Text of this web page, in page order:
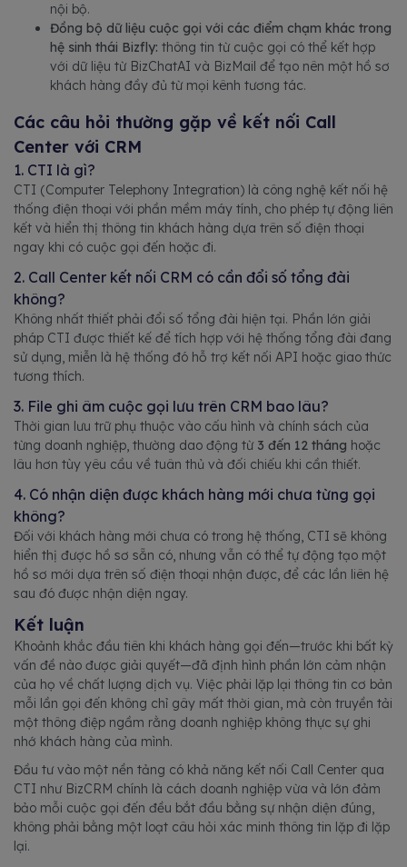
nội bộ.
Đồng bộ dữ liệu cuộc gọi với các điểm chạm khác trong
hệ sinh thái Bizfly: thông tin từ cuộc gọi có thể kết hợp
với dữ liệu từ BizChatAI và BizMail để tạo nên một hồ sơ
khách hàng đầy đủ từ mọi kênh tương tác.
Các câu hỏi thường gặp về kết nối Call
Center với CRM
1. CTI là gì?
CTI (Computer Telephony Integration) là công nghệ kết nối hệ
thống điện thoại với phần mềm máy tính, cho phép tự động liên
kết và hiển thị thông tin khách hàng dựa trên số điện thoại
ngay khi có cuộc gọi đến hoặc đi.
2. Call Center kết nối CRM có cần đổi số tổng đài
không?
Không nhất thiết phải đổi số tổng đài hiện tại. Phần lớn giải
pháp CTI được thiết kế để tích hợp với hệ thống tổng đài đang
sử dụng, miễn là hệ thống đó hỗ trợ kết nối API hoặc giao thức
tương thích.
3. File ghi âm cuộc gọi lưu trên CRM bao lâu?
Thời gian lưu trữ phụ thuộc vào cấu hình và chính sách của
từng doanh nghiệp, thường dao động từ 3 đến 12 tháng hoặc
lâu hơn tùy yêu cầu về tuân thủ và đối chiếu khi cần thiết.
4. Có nhận diện được khách hàng mới chưa từng gọi
không?
Đối với khách hàng mới chưa có trong hệ thống, CTI sẽ không
hiển thị được hồ sơ sẵn có, nhưng vẫn có thể tự động tạo một
hồ sơ mới dựa trên số điện thoại nhận được, để các lần liên hệ
sau đó được nhận diện ngay.
Kết luận
Khoảnh khắc đầu tiên khi khách hàng gọi đến—trước khi bất kỳ
vấn đề nào được giải quyết—đã định hình phần lớn cảm nhận
của họ về chất lượng dịch vụ. Việc phải lặp lại thông tin cơ bản
mỗi lần gọi đến không chỉ gây mất thời gian, mà còn truyền tải
một thông điệp ngầm rằng doanh nghiệp không thực sự ghi
nhớ khách hàng của mình.
Đầu tư vào một nền tảng có khả năng kết nối Call Center qua
CTI như BizCRM chính là cách doanh nghiệp vừa và lớn đảm
bảo mỗi cuộc gọi đến đều bắt đầu bằng sự nhận diện đúng,
không phải bằng một loạt câu hỏi xác minh thông tin lặp đi lặp
lại.